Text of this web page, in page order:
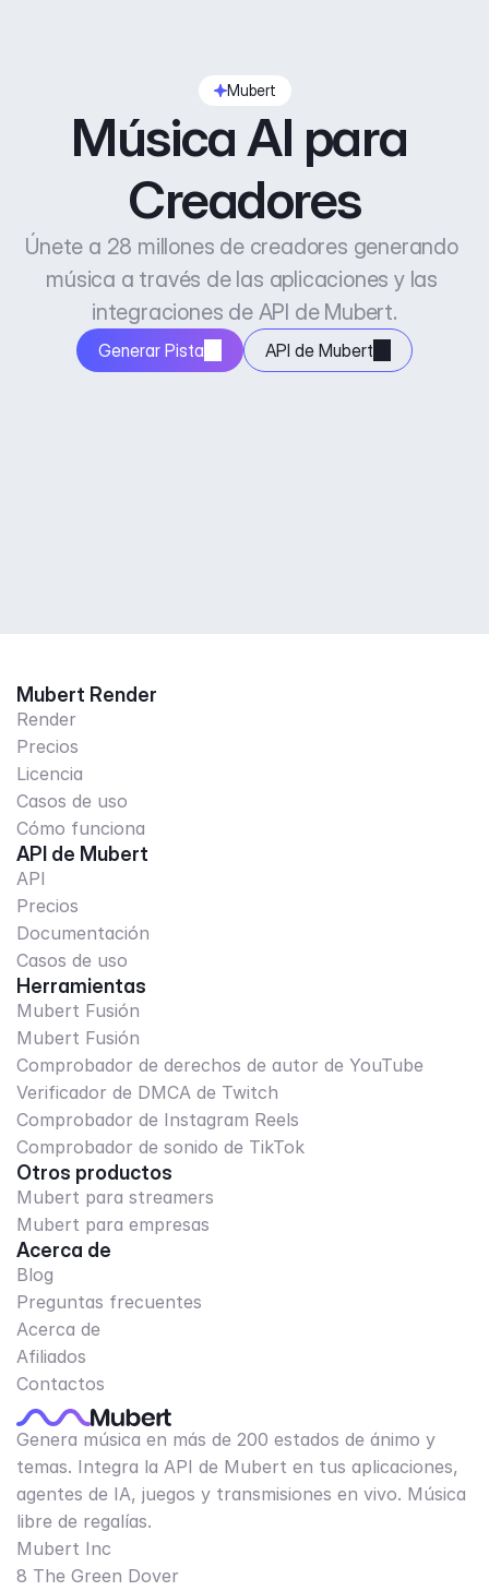
Mubert
Música AI para
Creadores
Únete a 28 millones de creadores generando
música a través de las aplicaciones y las
integraciones de API de Mubert.
Generar Pista API de Mubert
Mubert Render
Render
Precios
Licencia
Casos de uso
Cómo funciona
API de Mubert
API
Precios
Documentación
Casos de uso
Herramientas
Mubert Fusión
Mubert Fusión
Comprobador de derechos de autor de YouTube
Verificador de DMCA de Twitch
Comprobador de Instagram Reels
Comprobador de sonido de TikTok
Otros productos
Mubert para streamers
Mubert para empresas
Acerca de
Blog
Preguntas frecuentes
Acerca de
Afiliados
Contactos
Genera música en más de 200 estados de ánimo y
temas. Integra la API de Mubert en tus aplicaciones,
agentes de IA, juegos y transmisiones en vivo. Música
libre de regalías.
Mubert Inc
8 The Green Dover